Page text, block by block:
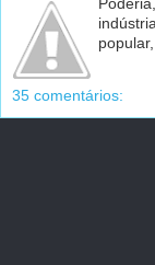
35 comentários: